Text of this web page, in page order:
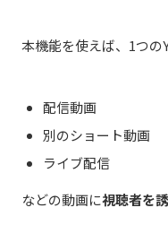
本機能を使えば、1つ
配信動画
別のショート動画
ライブ配信
などの動画に視聴者を